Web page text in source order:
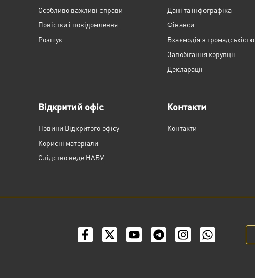
Особливо важливі справи
Повістки і повідомлення
Розшук
Дані та інфографіка
Фінанси
Взаємодія з громадськістю
Запобігання корупції
Декларації
Відкритий офіс
Новини Відкритого офісу
Корисні матеріали
Слідство веде НАБУ
Контакти
Контакти